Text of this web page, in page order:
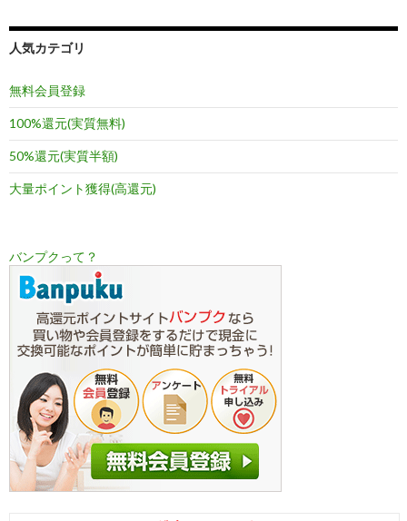
人気カテゴリ
無料会員登録
100%還元(実質無料)
50%還元(実質半額)
大量ポイント獲得(高還元)
バンプクって？